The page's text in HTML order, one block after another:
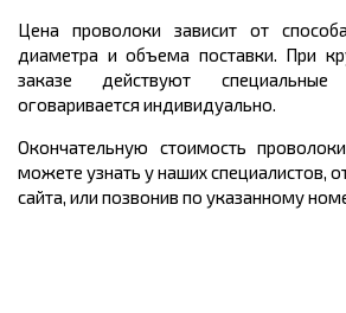
Цена проволоки зависит от
диаметра и объема поставки. При
заказе действуют
оговаривается индивидуально.
Окончательную стоимость
можете узнать у наших специалистов,
сайта, или позвонив по указанному